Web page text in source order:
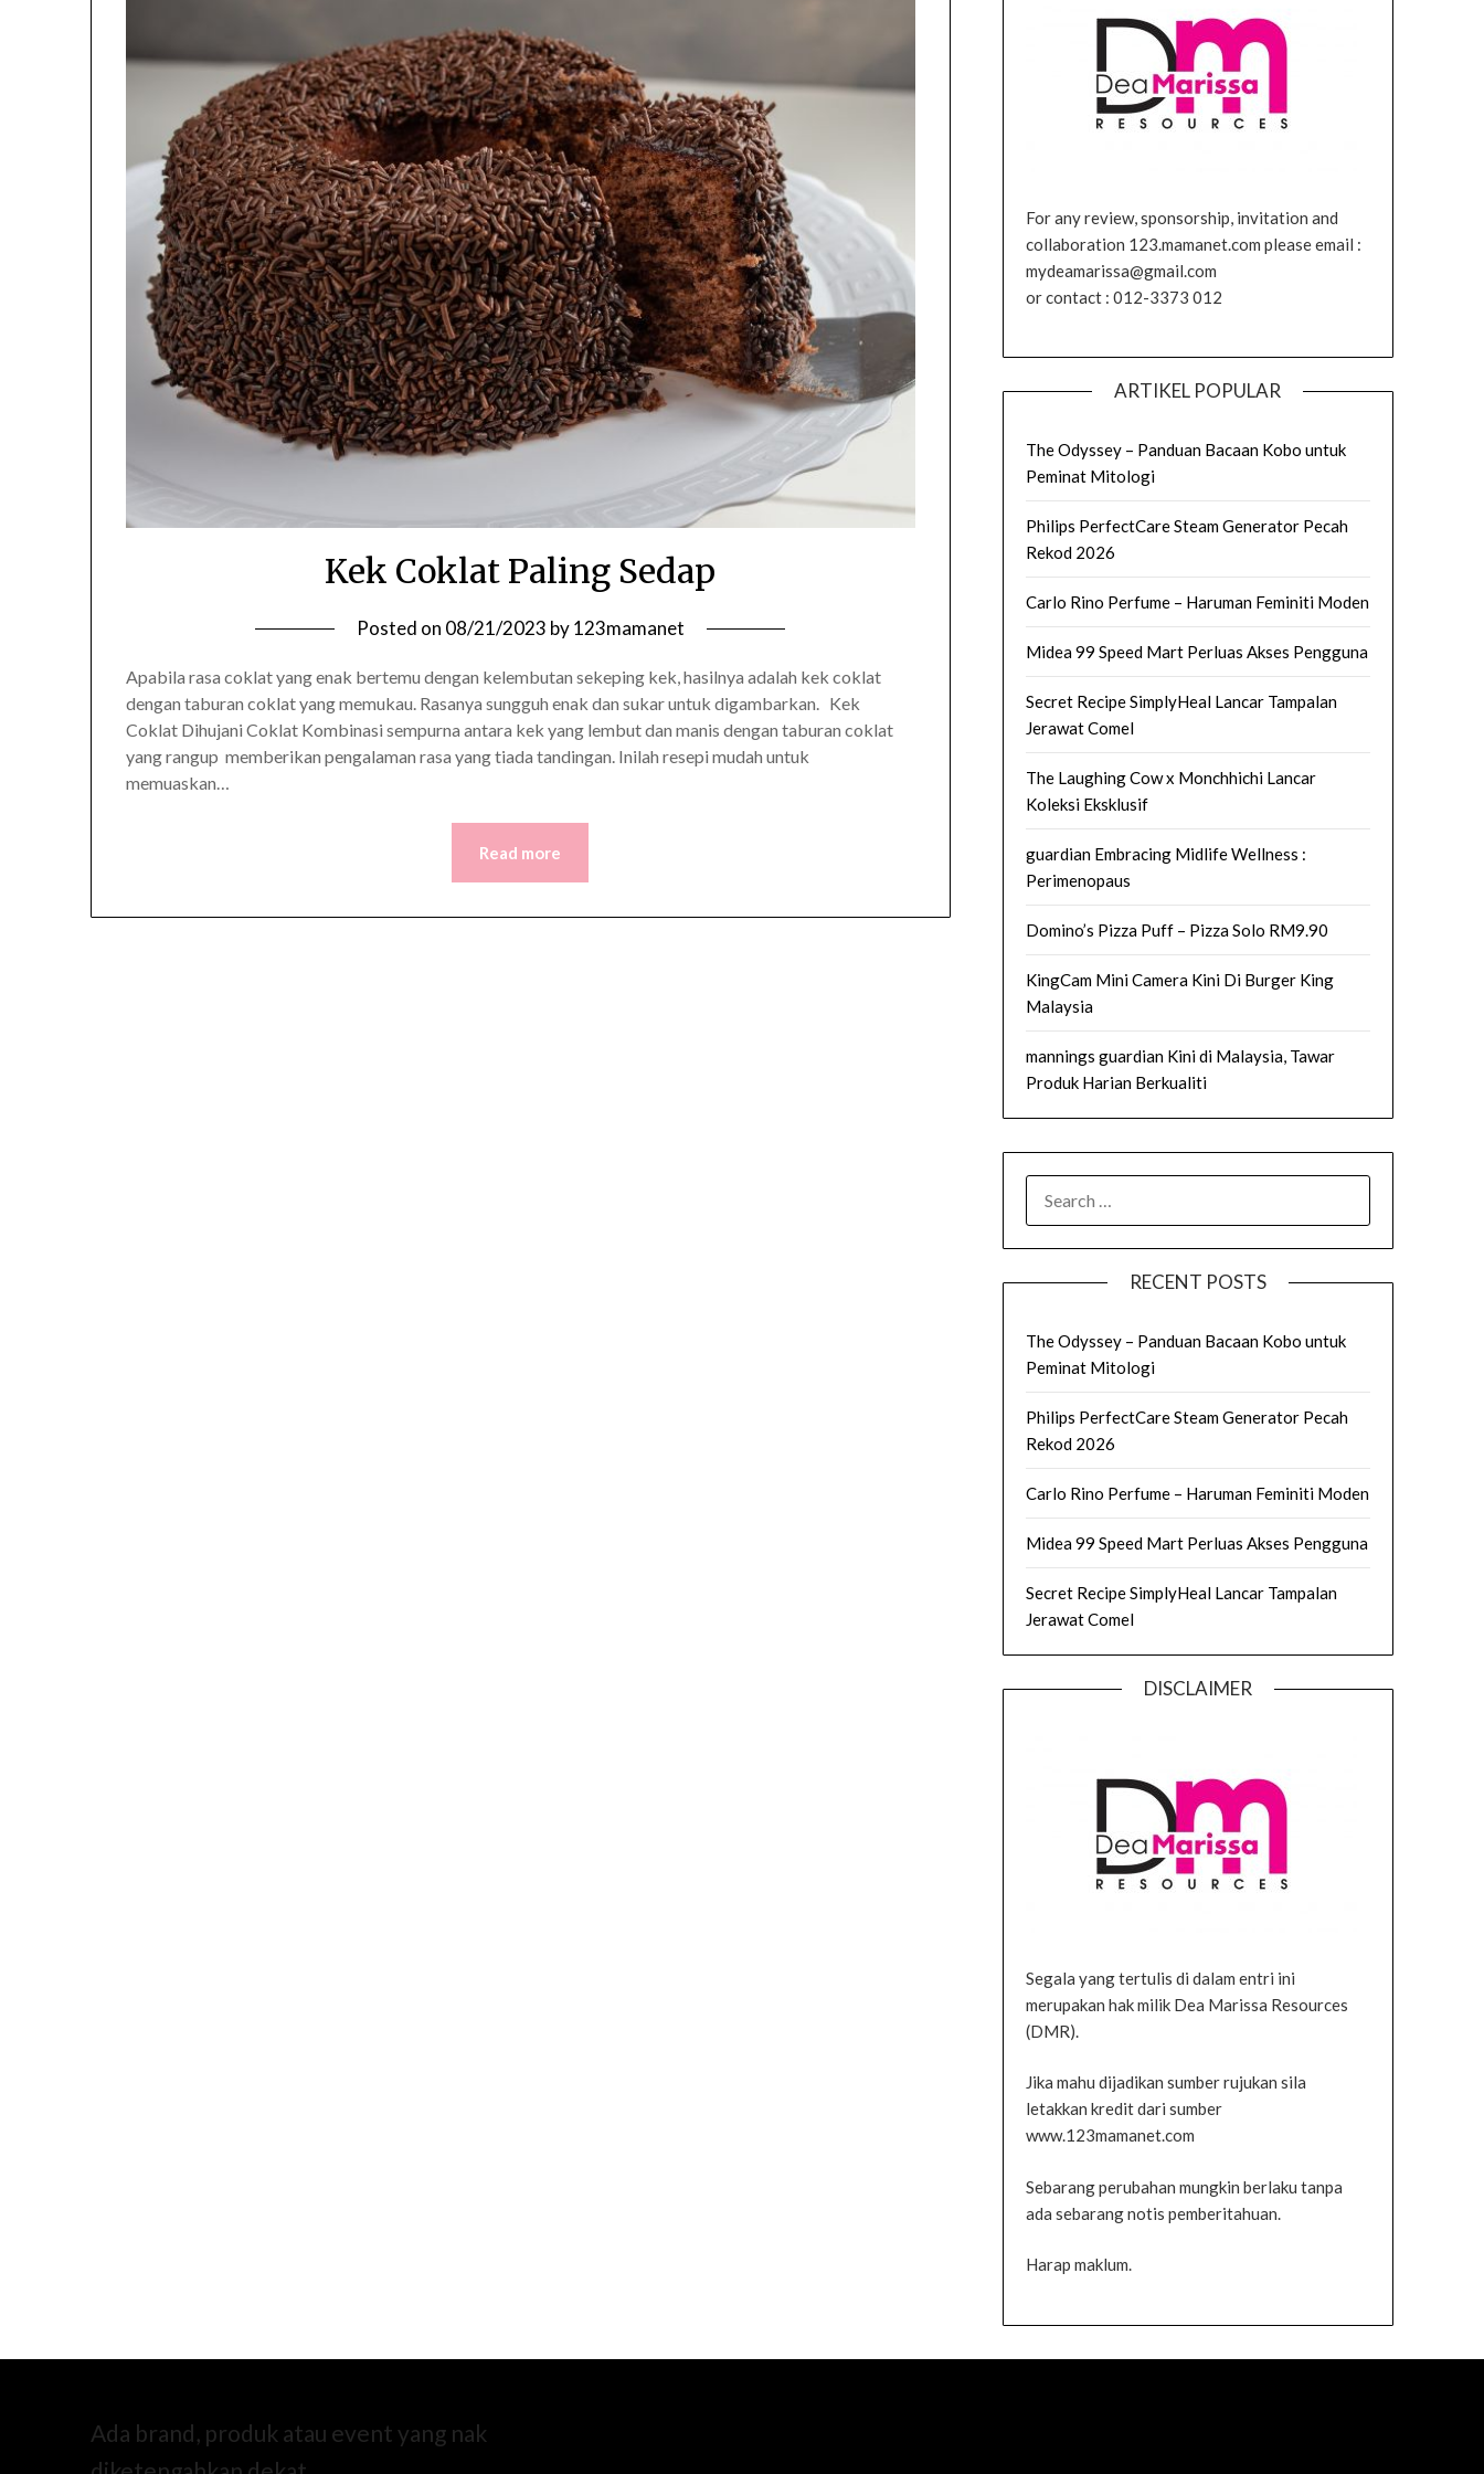
Kek Coklat Paling Sedap
Posted on 08/21/2023 by123mamanet
Apabila rasa coklat yang enak bertemu dengan kelembutan sekeping kek, hasilnya adalah kek coklat
dengan taburan coklat yang memukau. Rasanya sungguh enak dan sukar untuk digambarkan. Kek
Coklat Dihujani Coklat Kombinasi sempurna antara kek yang lembut dan manis dengan taburan coklat
yang rangup memberikan pengalaman rasa yang tiada tandingan. Inilah resepi mudah untuk
memuaskan…
Read more
For any review, sponsorship, invitation and
collaboration 123.mamanet.com please email :
mydeamarissa@gmail.com
or contact : 012-3373 012
ARTIKEL POPULAR
The Odyssey – Panduan Bacaan Kobo untuk
Peminat Mitologi
Philips PerfectCare Steam Generator Pecah
Rekod 2026
Carlo Rino Perfume – Haruman Feminiti Moden
Midea 99 Speed Mart Perluas Akses Pengguna
Secret Recipe SimplyHeal Lancar Tampalan
Jerawat Comel
The Laughing Cow x Monchhichi Lancar
Koleksi Eksklusif
guardian Embracing Midlife Wellness :
Perimenopaus
Domino’s Pizza Puff – Pizza Solo RM9.90
KingCam Mini Camera Kini Di Burger King
Malaysia
mannings guardian Kini di Malaysia, Tawar
Produk Harian Berkualiti
FOR:
RECENT POSTS
The Odyssey – Panduan Bacaan Kobo untuk
Peminat Mitologi
Philips PerfectCare Steam Generator Pecah
Rekod 2026
Carlo Rino Perfume – Haruman Feminiti Moden
Midea 99 Speed Mart Perluas Akses Pengguna
Secret Recipe SimplyHeal Lancar Tampalan
Jerawat Comel
DISCLAIMER
Segala yang tertulis di dalam entri ini
merupakan hak milik Dea Marissa Resources
(DMR).
Jika mahu dijadikan sumber rujukan sila
letakkan kredit dari sumber
www.123mamanet.com
Sebarang perubahan mungkin berlaku tanpa
ada sebarang notis pemberitahuan.
Harap maklum.
Ada brand, produk atau event yang nak